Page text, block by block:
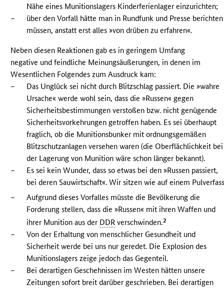
Nähe eines Munitionslagers Kinderferienlager einzurichten;
–
über den Vorfall hätte man in Rundfunk und Presse berichten
müssen, anstatt erst alles »von drüben zu erfahren«.
Neben diesen Reaktionen gab es in geringem Umfang
negative und feindliche Meinungsäußerungen, in denen im
Wesentlichen Folgendes zum Ausdruck kam:
–
Das Unglück sei nicht durch Blitzschlag passiert. Die »wahre
Ursache« werde wohl sein, dass die »Russen« gegen
Sicherheitsbestimmungen verstoßen bzw. nicht genügende
Sicherheitsvorkehrungen getroffen haben. Es sei überhaupt
fraglich, ob die Munitionsbunker mit ordnungsgemäßen
Blitzschutzanlagen versehen waren (die Oberflächlichkeit bei
der Lagerung von Munition wäre schon länger bekannt).
–
Es sei kein Wunder, dass so etwas bei den »Russen passiert,
bei deren Sauwirtschaft«. Wir sitzen wie auf einem
–
Aufgrund dieses Vorfalles müsste die Bevölkerung die
Forderung stellen, dass die »Russen« mit ihren Waffen und
ihrer Munition aus der DDR verschwinden.2
–
Von der Erhaltung von menschlicher Gesundheit und
Sicherheit werde bei uns nur geredet. Die Explosion des
Munitionslagers zeige jedoch das Gegenteil.
–
Bei derartigen Geschehnissen im Westen hätten unsere
Zeitungen sofort breit darüber geschrieben. Bei derartigen